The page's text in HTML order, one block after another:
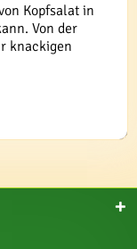
Kopfsalat in
Von der
knackigen